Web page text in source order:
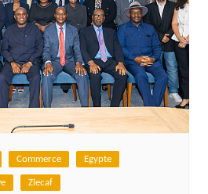
Commerce Egypte
Zlecaf